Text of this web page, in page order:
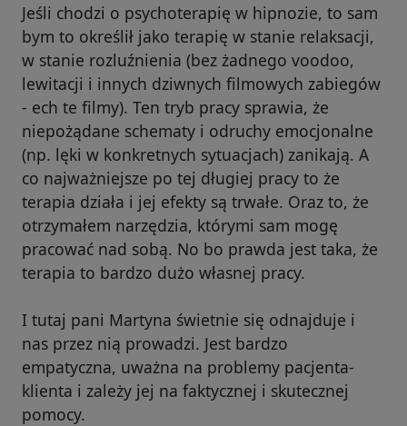
Jeśli chodzi o psychoterapię w hipnozie, to sam
bym to określił jako terapię w stanie relaksacji,
w stanie rozluźnienia (bez żadnego voodoo,
lewitacji i innych dziwnych filmowych zabiegów
- ech te filmy). Ten tryb pracy sprawia, że
niepożądane schematy i odruchy emocjonalne
(np. lęki w konkretnych sytuacjach) zanikają. A
co najważniejsze po tej długiej pracy to że
terapia działa i jej efekty są trwałe. Oraz to, że
otrzymałem narzędzia, którymi sam mogę
pracować nad sobą. No bo prawda jest taka, że
terapia to bardzo dużo własnej pracy.
I tutaj pani Martyna świetnie się odnajduje i
nas przez nią prowadzi. Jest bardzo
empatyczna, uważna na problemy pacjenta-
klienta i zależy jej na faktycznej i skutecznej
pomocy.